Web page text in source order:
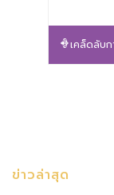
เคล็ดลับ
ข่าวล่าสุด